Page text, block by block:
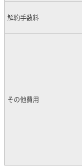
解約手数料
その他費用